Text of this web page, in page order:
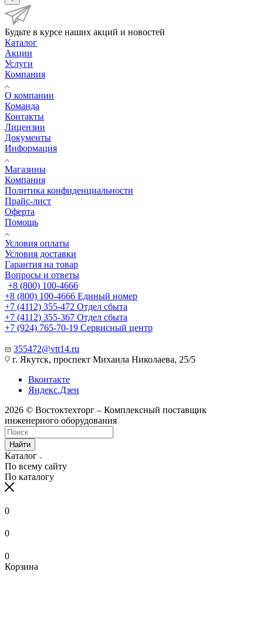
Будьте в курсе наших акций и новостей
Каталог
Акции
Услуги
Компания
О компании
Команда
Контакты
Лицензии
Документы
Информация
Магазины
Компания
Политика конфиденциальности
Прайс-лист
Оферта
Помощь
Условия оплаты
Условия доставки
Гарантия на товар
Вопросы и ответы
+8 (800) 100-4666
+8 (800) 100-4666 Единый номер
+7 (4112) 355-472 Отдел сбыта
+7 (4112) 355-367 Отдел сбыта
+7 (924) 765-70-19 Сервисный центр
355472@vtt14.ru
г. Якутск, проспект Михаила Николаева, 25/5
Вконтакте
Яндекс.Дзен
2026 © Востоктехторг – Комплексный поставщик
инженерного оборудования
Найти
Каталог
По всему сайту
По каталогу
0
0
0
Корзина